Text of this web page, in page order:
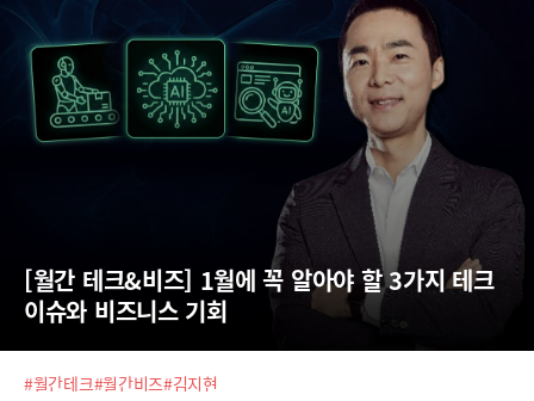
[월간 테크&비즈] 1월에 꼭 알아야 할 3가지 테크
이슈와 비즈니스 기회
#월간테크#월간비즈#김지현